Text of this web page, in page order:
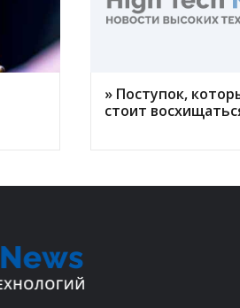
» Поступок,
стоит